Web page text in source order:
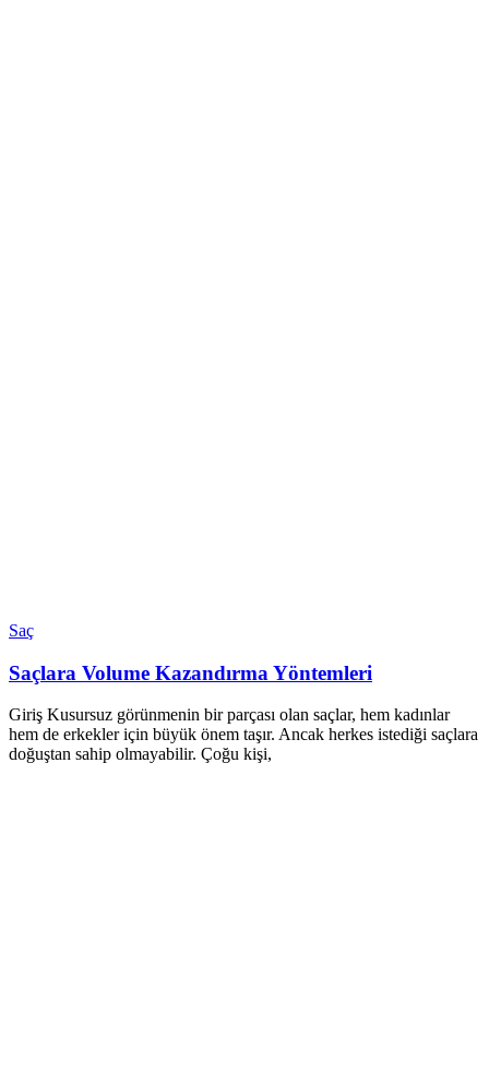
Saç
Saçlara Volume Kazandırma Yöntemleri
Giriş Kusursuz görünmenin bir parçası olan saçlar, hem kadınlar
hem de erkekler için büyük önem taşır. Ancak herkes istediği saçlara
doğuştan sahip olmayabilir. Çoğu kişi,